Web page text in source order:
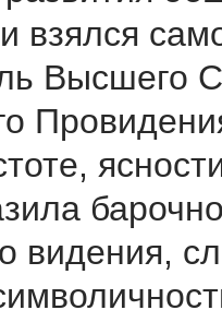
взялся
Высшего
видения,